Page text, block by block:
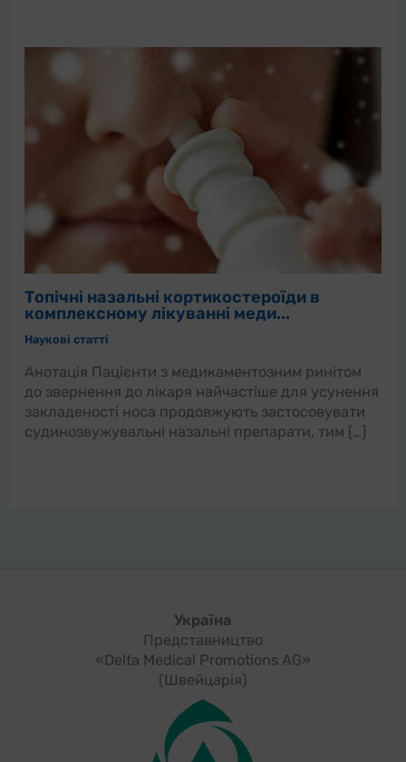
Топічні назальні кортикостероїди в
комплексному лікуванні меди...
Наукові статті
Анотація Пацієнти з медикаментозним ринітом
до звернення до лікаря найчастіше для усунення
закладеності носа продовжують застосовувати
судинозвужувальні назальні препарати, тим […]
Україна
Представництво
«Delta Medical Promotions AG»
(Швейцарія)